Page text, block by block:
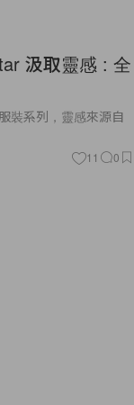
汲取靈感 : 全
裝系列，靈感來源自
11 0